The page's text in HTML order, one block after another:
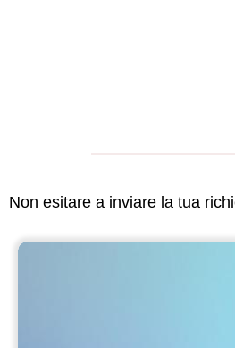
Non esitare a inviare la tua